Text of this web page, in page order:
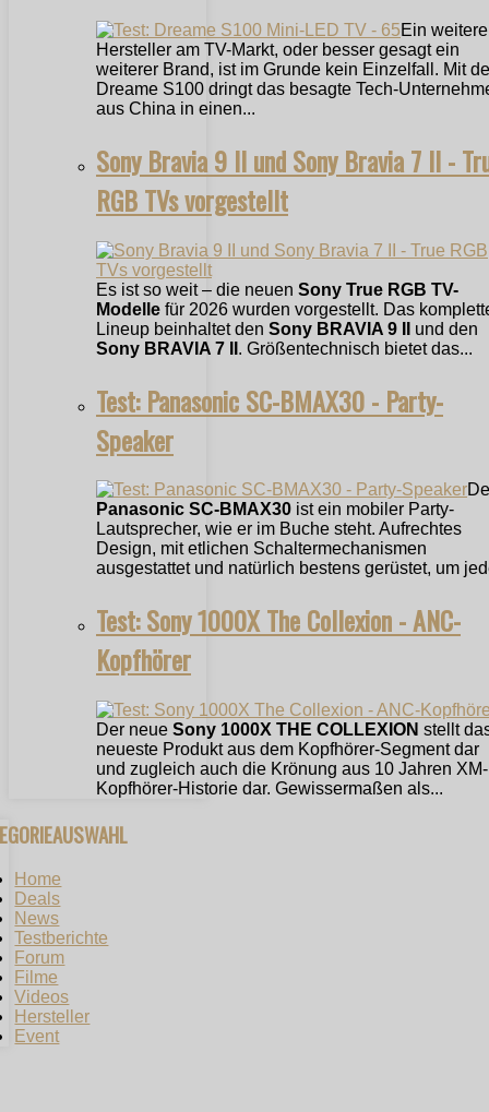
Ein
Hersteller am TV-Markt, oder besser gesagt ein
weiterer Brand, ist im Grunde kein Einzelfall. Mit
Dreame S100 dringt das besagte Tech-
aus China in einen...
Sony Bravia 9 II und Sony Bravia 7 II -
RGB TVs vorgestellt
Es ist so weit – die neuen Sony True RGB TV-
Modelle für 2026 wurden vorgestellt. Das
Lineup beinhaltet den Sony BRAVIA 9 II
und den
Sony BRAVIA 7 II . Größentechnisch bietet das...
Test: Panasonic SC-BMAX30 - Party-
Speaker
Panasonic SC-BMAX30 ist ein mobiler Party-
Lautsprecher, wie er im Buche steht. Aufrechtes
Design, mit etlichen Schaltermechanismen
ausgestattet und natürlich bestens gerüstet, um
Test: Sony 1000X The Collexion - ANC-
Kopfhörer
Der neue Sony 1000X THE COLLEXION stellt
neueste Produkt aus dem Kopfhörer-Segment dar
und zugleich auch die Krönung aus 10 Jahren XM-
Kopfhörer-Historie dar. Gewissermaßen als...
Home
Deals
News
Testberichte
Forum
Filme
Videos
Hersteller
Event